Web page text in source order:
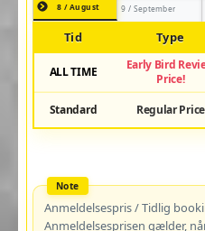
8 / August 9 / September
Tid Type
ALL TIME
Early Bird
Price!
Standard Regular Price
Anmeldelsespris / Tidlig
Anmeldelsesprisen gælder,